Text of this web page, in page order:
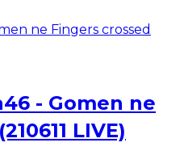
- Gomen ne
LIVE)